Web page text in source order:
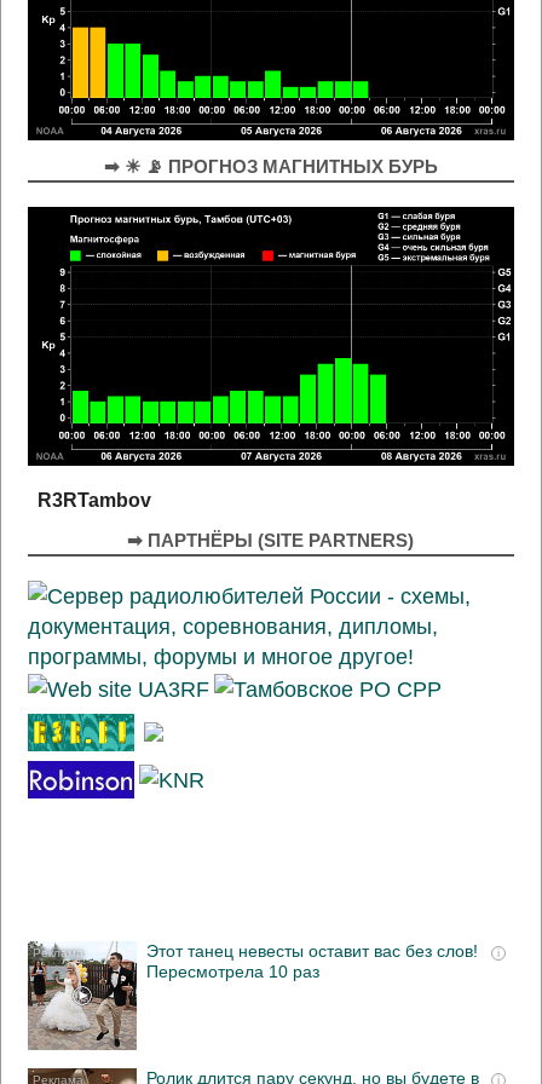
➡ ☀ 📡 ПРОГНОЗ МАГНИТНЫХ БУРЬ
R3RTambov
➡ ПАРТНЁРЫ (SITE PARTNERS)
i
Этот танец невесты оставит вас без слов!
Пересмотрела 10 раз
i
Ролик длится пару секунд, но вы будете в